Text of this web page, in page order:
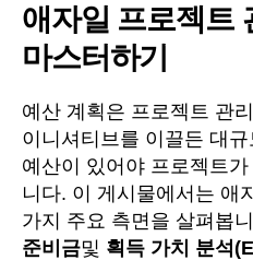
자
애자일 프로젝트
마스터하기
예산 계획은 프로젝트 관
이니셔티브를 이끌든 대
예산이 있어야 프로젝트
니다. 이 게시물에서는 애
가지 주요 측면을 살펴봅
준비금및 획득 가치 분석